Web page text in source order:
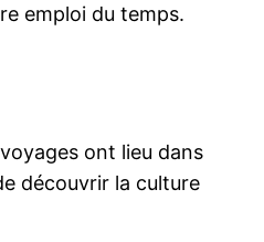
emploi du temps.
ont lieu dans
découvrir la culture